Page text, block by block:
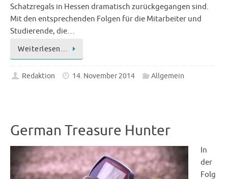
Schatzregals in Hessen dramatisch zurückgegangen sind.
Mit den entsprechenden Folgen für die Mitarbeiter und
Studierende, die…
Weiterlesen…
Redaktion 14. November 2014 Allgemein
German Treasure Hunter
In
der
Folg